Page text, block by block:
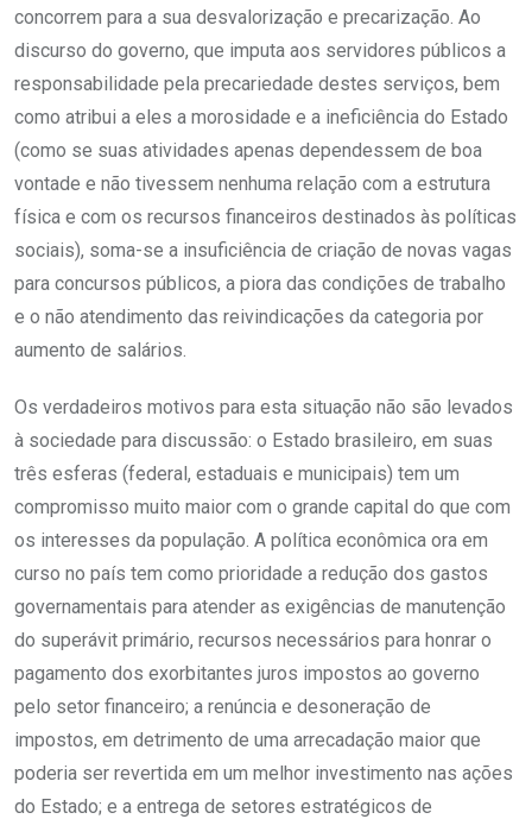
concorrem para a sua desvalorização e precarização. Ao
discurso do governo, que imputa aos servidores públicos a
responsabilidade pela precariedade destes serviços, bem
como atribui a eles a morosidade e a ineficiência do Estado
(como se suas atividades apenas dependessem de boa
vontade e não tivessem nenhuma relação com a estrutura
física e com os recursos financeiros destinados às políticas
sociais), soma-se a insuficiência de criação de novas vagas
para concursos públicos, a piora das condições de trabalho
e o não atendimento das reivindicações da categoria por
aumento de salários.
Os verdadeiros motivos para esta situação não são levados
à sociedade para discussão: o Estado brasileiro, em suas
três esferas (federal, estaduais e municipais) tem um
compromisso muito maior com o grande capital do que com
os interesses da população. A política econômica ora em
curso no país tem como prioridade a redução dos gastos
governamentais para atender as exigências de manutenção
do superávit primário, recursos necessários para honrar o
pagamento dos exorbitantes juros impostos ao governo
pelo setor financeiro; a renúncia e desoneração de
impostos, em detrimento de uma arrecadação maior que
poderia ser revertida em um melhor investimento nas ações
do Estado; e a entrega de setores estratégicos de